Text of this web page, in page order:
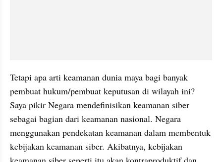
Tetapi apa arti keamanan dunia maya bagi banyak
pembuat hukum/pembuat keputusan di wilayah ini?
Saya pikir Negara mendefinisikan keamanan siber
sebagai bagian dari keamanan nasional. Negara
menggunakan pendekatan keamanan dalam membentuk
kebijakan keamanan siber. Akibatnya, kebijakan